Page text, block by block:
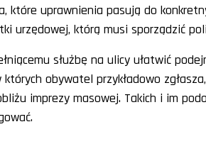
które uprawnienia pasują do
urzędowej, którą musi sporządzić
służbę na ulicy ułatwić
obywatel przykładowo
imprezy masowej. Takich i im